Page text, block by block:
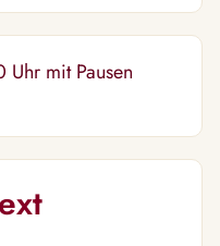
Uhr mit Pausen